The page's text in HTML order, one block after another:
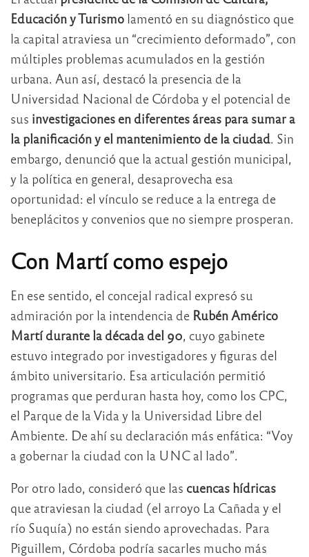
Educación y Turismo lamentó en su diagnóstico que
la capital atraviesa un “crecimiento deformado”, con
múltiples problemas acumulados en la gestión
urbana. Aun así, destacó la presencia de la
Universidad Nacional de Córdoba y el potencial de
sus investigaciones en diferentes áreas para sumar a
la planificación y el mantenimiento de la ciudad. Sin
embargo, denunció que la actual gestión municipal,
y la política en general, desaprovecha esa
oportunidad: el vínculo se reduce a la entrega de
beneplácitos y convenios que no siempre prosperan.
Con Martí como espejo
En ese sentido, el concejal radical expresó su
admiración por la intendencia de Rubén Américo
Martí durante la década del 90, cuyo gabinete
estuvo integrado por investigadores y figuras del
ámbito universitario. Esa articulación permitió
programas que perduran hasta hoy, como los CPC,
el Parque de la Vida y la Universidad Libre del
Ambiente. De ahí su declaración más enfática: “Voy
a gobernar la ciudad con la UNC al lado”.
Por otro lado, consideró que las cuencas hídricas
que atraviesan la ciudad (el arroyo La Cañada y el
río Suquía) no están siendo aprovechadas. Para
Piguillem, Córdoba podría sacarles mucho más